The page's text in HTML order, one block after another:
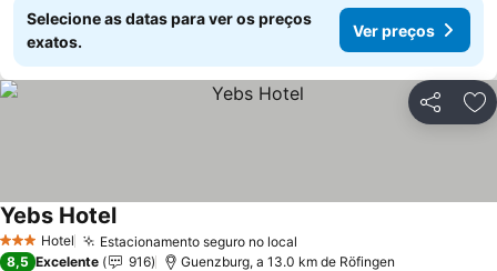
Selecione as datas para ver os preços
exatos.
Ver preços
Partilhar
3 EstrelasHotel Estacionamento seguro no local
Yebs Hotel
8,5 Excelente 916 Guenzburg, a 13.0 km de Röfingen